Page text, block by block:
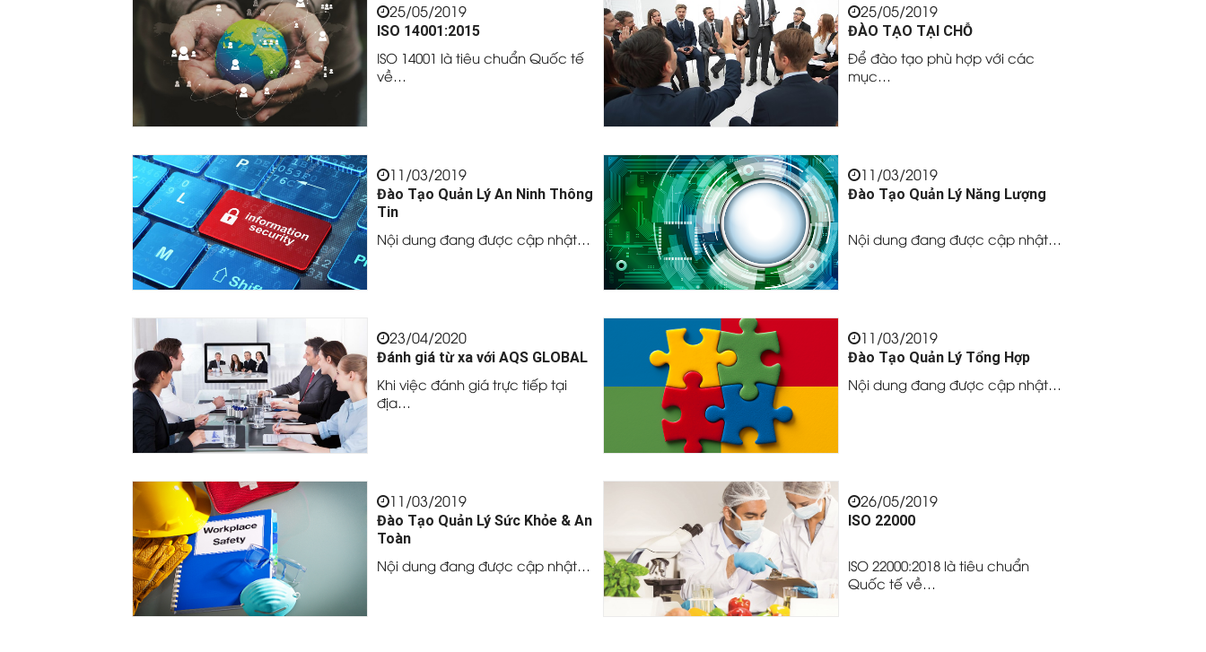
25/05/2019
ISO 14001:2015
ISO 14001 là tiêu chuẩn Quốc tế
về…
25/05/2019
ĐÀO TẠO TẠI CHỖ
Để đào tạo phù hợp với các
mục…
11/03/2019
Đào Tạo Quản Lý An Ninh Thông
Tin
Nội dung đang được cập nhật…
11/03/2019
Đào Tạo Quản Lý Năng Lượng
Nội dung đang được cập nhật…
23/04/2020
Đánh giá từ xa với AQS GLOBAL
Khi việc đánh giá trực tiếp tại
địa…
11/03/2019
Đào Tạo Quản Lý Tổng Hợp
Nội dung đang được cập nhật…
11/03/2019
Đào Tạo Quản Lý Sức Khỏe & An
Toàn
Nội dung đang được cập nhật…
26/05/2019
ISO 22000
ISO 22000:2018 là tiêu chuẩn
Quốc tế về…